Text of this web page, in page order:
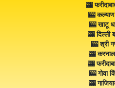
🎰
🎰
🎰 खाटू
🎰 दिल्ली
🎰 श्री
🎰
🎰
🎰 गोवा
🎰